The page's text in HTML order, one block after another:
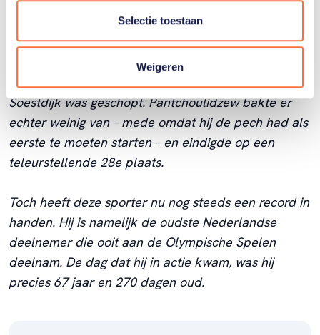
Selectie toestaan
Weigeren
hoorden, want stel dat Pantchoulidzew goud zou
winnen. In dat geval zou de Nederlandse vlag
worden gehesen én het Wilhelmus worden gespeeld
voor de man die persoonlijk door de koningin uit
Soestdijk was geschopt. Pantchoulidzew bakte er
echter weinig van – mede omdat hij de pech had als
eerste te moeten starten – en eindigde op een
teleurstellende 28e plaats.
Toch heeft deze sporter nu nog steeds een record in
handen. Hij is namelijk de oudste Nederlandse
deelnemer die ooit aan de Olympische Spelen
deelnam. De dag dat hij in actie kwam, was hij
precies 67 jaar en 270 dagen oud.